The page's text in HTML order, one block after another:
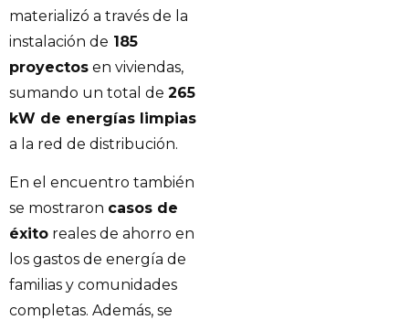
materializó a través de la
instalación de 185
proyectos en viviendas,
sumando un total de 265
kW de energías limpias
a la red de distribución.
En el encuentro también
se mostraron casos de
éxito reales de ahorro en
los gastos de energía de
familias y comunidades
completas. Además, se